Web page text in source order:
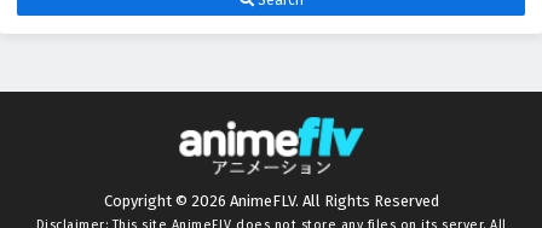
Copyright © 2026 AnimeFLV. All Rights Reserved